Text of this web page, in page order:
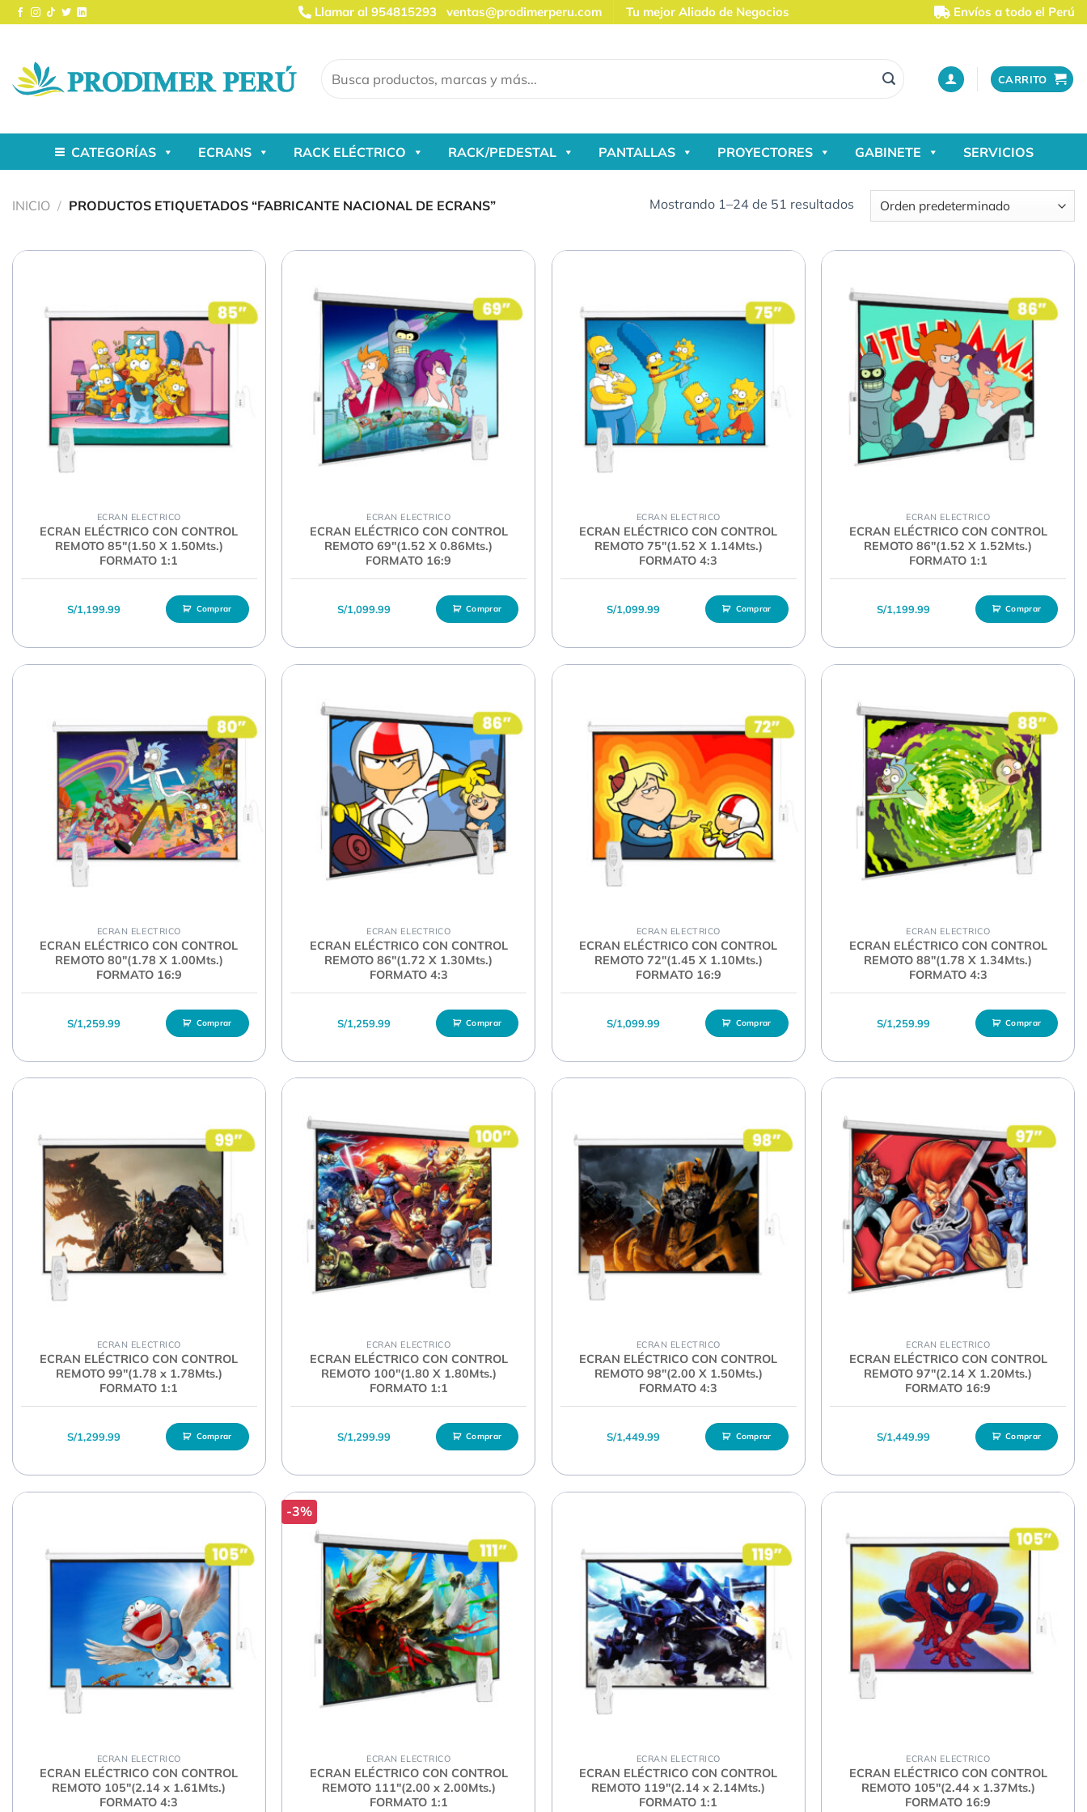
Saltar
al
Llamar al 954815293ventas@prodimerperu.com Tu mejor Aliado de Negocios Envíos a todo el Perú
por:
CARRITO
CATEGORÍAS ECRANS RACK ELÉCTRICO RACK/PEDESTAL PANTALLAS PROYECTORES GABINETE SERVICIOS
INICIO / PRODUCTOS ETIQUETADOS “FABRICANTE NACIONAL DE ECRANS” Mostrando 1–24 de 51 resultados
ECRAN ELECTRICO
ECRAN ELÉCTRICO CON CONTROL
REMOTO 85″(1.50 X 1.50Mts.)
FORMATO 1:1
S/1,199.99 Comprar
ECRAN ELECTRICO
ECRAN ELÉCTRICO CON CONTROL
REMOTO 69″(1.52 X 0.86Mts.)
FORMATO 16:9
S/1,099.99 Comprar
ECRAN ELECTRICO
ECRAN ELÉCTRICO CON CONTROL
REMOTO 75″(1.52 X 1.14Mts.)
FORMATO 4:3
S/1,099.99 Comprar
ECRAN ELECTRICO
ECRAN ELÉCTRICO CON CONTROL
REMOTO 86″(1.52 X 1.52Mts.)
FORMATO 1:1
S/1,199.99 Comprar
ECRAN ELECTRICO
ECRAN ELÉCTRICO CON CONTROL
REMOTO 80″(1.78 X 1.00Mts.)
FORMATO 16:9
S/1,259.99 Comprar
ECRAN ELECTRICO
ECRAN ELÉCTRICO CON CONTROL
REMOTO 86″(1.72 X 1.30Mts.)
FORMATO 4:3
S/1,259.99 Comprar
ECRAN ELECTRICO
ECRAN ELÉCTRICO CON CONTROL
REMOTO 72″(1.45 X 1.10Mts.)
FORMATO 16:9
S/1,099.99 Comprar
ECRAN ELECTRICO
ECRAN ELÉCTRICO CON CONTROL
REMOTO 88″(1.78 X 1.34Mts.)
FORMATO 4:3
S/1,259.99 Comprar
ECRAN ELECTRICO
ECRAN ELÉCTRICO CON CONTROL
REMOTO 99″(1.78 x 1.78Mts.)
FORMATO 1:1
S/1,299.99 Comprar
ECRAN ELECTRICO
ECRAN ELÉCTRICO CON CONTROL
REMOTO 100″(1.80 X 1.80Mts.)
FORMATO 1:1
S/1,299.99 Comprar
ECRAN ELECTRICO
ECRAN ELÉCTRICO CON CONTROL
REMOTO 98″(2.00 X 1.50Mts.)
FORMATO 4:3
S/1,449.99 Comprar
ECRAN ELECTRICO
ECRAN ELÉCTRICO CON CONTROL
REMOTO 97″(2.14 X 1.20Mts.)
FORMATO 16:9
S/1,449.99 Comprar
ECRAN ELECTRICO
ECRAN ELÉCTRICO CON CONTROL
REMOTO 105″(2.14 x 1.61Mts.)
FORMATO 4:3
-3%
ECRAN ELECTRICO
ECRAN ELÉCTRICO CON CONTROL
REMOTO 111″(2.00 x 2.00Mts.)
FORMATO 1:1
ECRAN ELECTRICO
ECRAN ELÉCTRICO CON CONTROL
REMOTO 119″(2.14 x 2.14Mts.)
FORMATO 1:1
ECRAN ELECTRICO
ECRAN ELÉCTRICO CON CONTROL
REMOTO 105″(2.44 x 1.37Mts.)
FORMATO 16:9